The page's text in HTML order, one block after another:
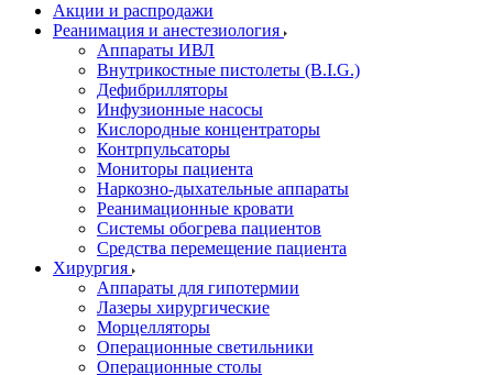
Акции и распродажи
Реанимация и анестезиология
Аппараты ИВЛ
Внутрикостные пистолеты (B.I.G.)
Дефибрилляторы
Инфузионные насосы
Кислородные концентраторы
Контрпульсаторы
Мониторы пациента
Наркозно-дыхательные аппараты
Реанимационные кровати
Системы обогрева пациентов
Средства перемещение пациента
Хирургия
Аппараты для гипотермии
Лазеры хирургические
Морцелляторы
Операционные светильники
Операционные столы